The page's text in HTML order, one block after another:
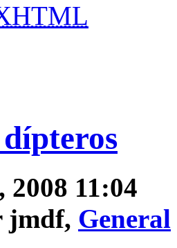
2008 11:04
jmdf, General